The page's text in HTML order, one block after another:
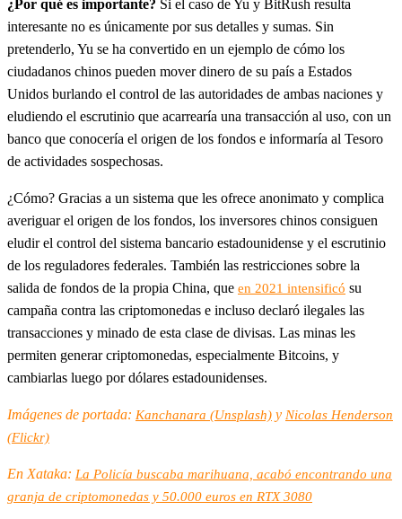
¿Por qué es importante? Si el caso de Yu y BitRush resulta
interesante no es únicamente por sus detalles y sumas. Sin
pretenderlo, Yu se ha convertido en un ejemplo de cómo los
ciudadanos chinos pueden mover dinero de su país a Estados
Unidos burlando el control de las autoridades de ambas naciones y
eludiendo el escrutinio que acarrearía una transacción al uso, con un
banco que conocería el origen de los fondos e informaría al Tesoro
de actividades sospechosas.
¿Cómo? Gracias a un sistema que les ofrece anonimato y complica
averiguar el origen de los fondos, los inversores chinos consiguen
eludir el control del sistema bancario estadounidense y el escrutinio
de los reguladores federales. También las restricciones sobre la
salida de fondos de la propia China, que en 2021 intensificó su
campaña contra las criptomonedas e incluso declaró ilegales las
transacciones y minado de esta clase de divisas. Las minas les
permiten generar criptomonedas, especialmente Bitcoins, y
cambiarlas luego por dólares estadounidenses.
Imágenes de portada: Kanchanara (Unsplash) y Nicolas Henderson
(Flickr)
En Xataka: La Policía buscaba marihuana, acabó encontrando una
granja de criptomonedas y 50.000 euros en RTX 3080